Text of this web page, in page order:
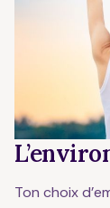
Ton choix